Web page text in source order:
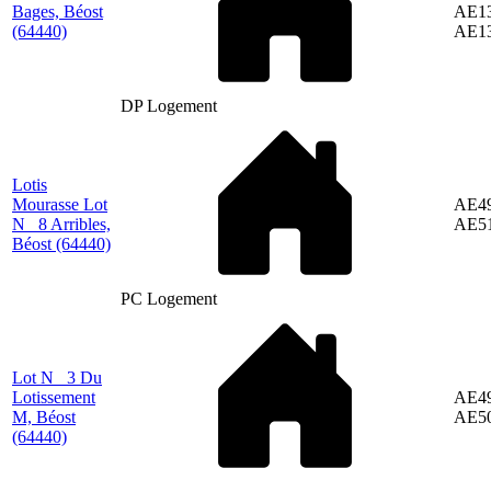
Bages, Béost
(64440)
DP Logement
Lotis
Mourasse Lot
N_ 8 Arribles,
Béost (64440)
PC Logement
Lot N_ 3 Du
Lotissement
M, Béost
(64440)